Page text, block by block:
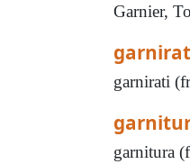
Garnier,
garnirati
garnitura